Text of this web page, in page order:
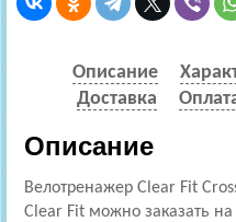
Описание
Доставка
Описание
Велотренажер Clear Fit
Clear Fit можно заказать